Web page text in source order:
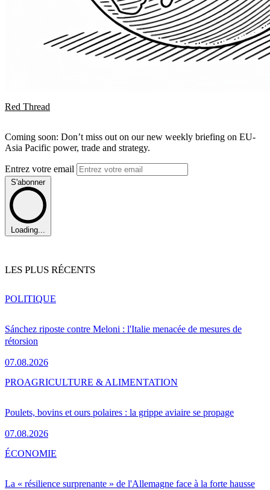
Red Thread
Coming soon: Don’t miss out on our new weekly briefing on EU-
Asia Pacific power, trade and strategy.
Entrez votre email
S'abonner
Loading...
LES PLUS RÉCENTS
Sánchez riposte contre Meloni : l'Italie menacée de mesures de
rétorsion
07.08.2026
POLITIQUE
Poulets, bovins et ours polaires : la grippe aviaire se propage
07.08.2026
PROAGRICULTURE & ALIMENTATION
La « résilience surprenante » de l'Allemagne face à la forte hausse
ÉCONOMIE